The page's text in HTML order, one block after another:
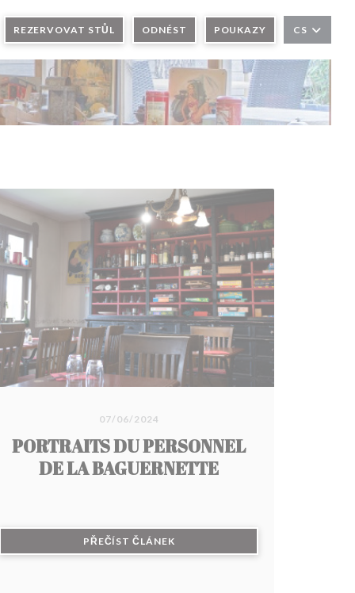
REZERVOVAT STŮL ODNÉST POUKAZY CS
07/06/2024
PORTRAITS DU PERSONNEL
DE LA BAGUERNETTE
PŘEČÍST ČLÁNEK((OTEVŘE SE V NOVÉM OKNĚ))